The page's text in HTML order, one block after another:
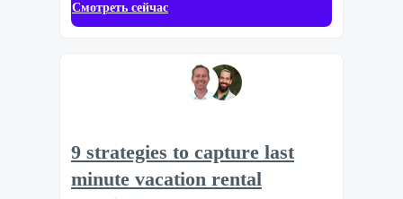
Смотреть сейчас
9 strategies to capture last
minute vacation rental